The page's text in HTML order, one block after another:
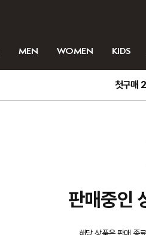
MEN WOMEN KIDS
첫구매
판매중인